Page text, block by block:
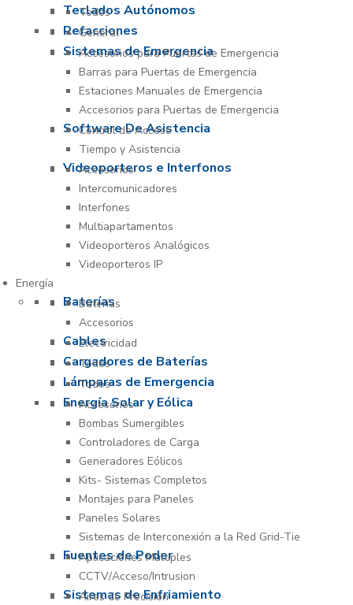
Teclados Autónomos
Todos
Refacciones
General
Sistemas de Emergencia
Accesorios para Puertas de Emergencia
Barras para Puertas de Emergencia
Estaciones Manuales de Emergencia
Accesorios para Puertas de Emergencia
Software De Asistencia
Control de Acceso
Tiempo y Asistencia
Videoporteros e Interfonos
Accesorios
Intercomunicadores
Interfones
Multiapartamentos
Videoporteros Analógicos
Videoporteros IP
Energía
Baterías
Baterías
Accesorios
Cables
Electricidad
Cargadores de Baterías
Todos
Lámparas de Emergencia
Todos
Energía Solar y Eólica
Accesorios
Bombas Sumergibles
Controladores de Carga
Generadores Eólicos
Kits- Sistemas Completos
Montajes para Paneles
Paneles Solares
Sistemas de Interconexión a la Red Grid-Tie
Fuentes de Poder
Aplicaciones Múltiples
CCTV/Acceso/Intrusion
Sistemas de Enfriamiento
Aires de Precisión